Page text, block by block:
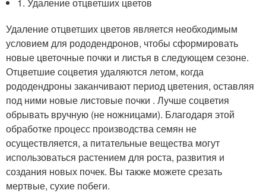
Удаление отцветших цветов является необходимым
условием для рододендронов, чтобы сформировать
новые цветочные почки и листья в следующем сезоне.
Отцветшие соцветия удаляются летом, когда
рододендроны заканчивают период цветения, оставляя
под ними новые листовые почки . Лучше соцветия
обрывать вручную (не ножницами). Благодаря этой
обработке процесс производства семян не
осуществляется, а питательные вещества могут
использоваться растением для роста, развития и
создания новых почек. Вы также можете срезать
мертвые, сухие побеги.